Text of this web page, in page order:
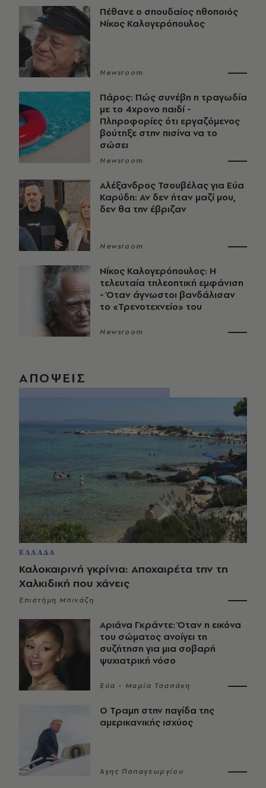
Πέθανε ο σπουδαίος ηθοποιός
Νίκος Καλογερόπουλος
Newsroom
Πάρος: Πώς συνέβη η τραγωδία
με το 4χρονο παιδί -
Πληροφορίες ότι εργαζόμενος
βούτηξε στην πισίνα να το
σώσει
Newsroom
Αλέξανδρος Τσουβέλας για Εύα
Καρύδη: Αν δεν ήταν μαζί μου,
δεν θα την έβριζαν
Newsroom
Νίκος Καλογερόπουλος: Η
τελευταία τηλεοπτική εμφάνιση
- Όταν άγνωστοι βανδάλισαν
το «Τρενοτεχνείο» του
Newsroom
ΑΠΟΨΕΙΣ
ΕΛΛΑΔΑ
Καλοκαιρινή γκρίνια: Αποχαιρέτα την τη
Χαλκιδική που χάνεις
Επιστήμη Μπινάζη
Αριάνα Γκράντε: Όταν η εικόνα
του σώματος ανοίγει τη
συζήτηση για μια σοβαρή
ψυχιατρική νόσο
Εύα - Μαρία Τσαπάκη
Ο Τραμπ στην παγίδα της
αμερικανικής ισχύος
Άγης Παπαγεωργίου